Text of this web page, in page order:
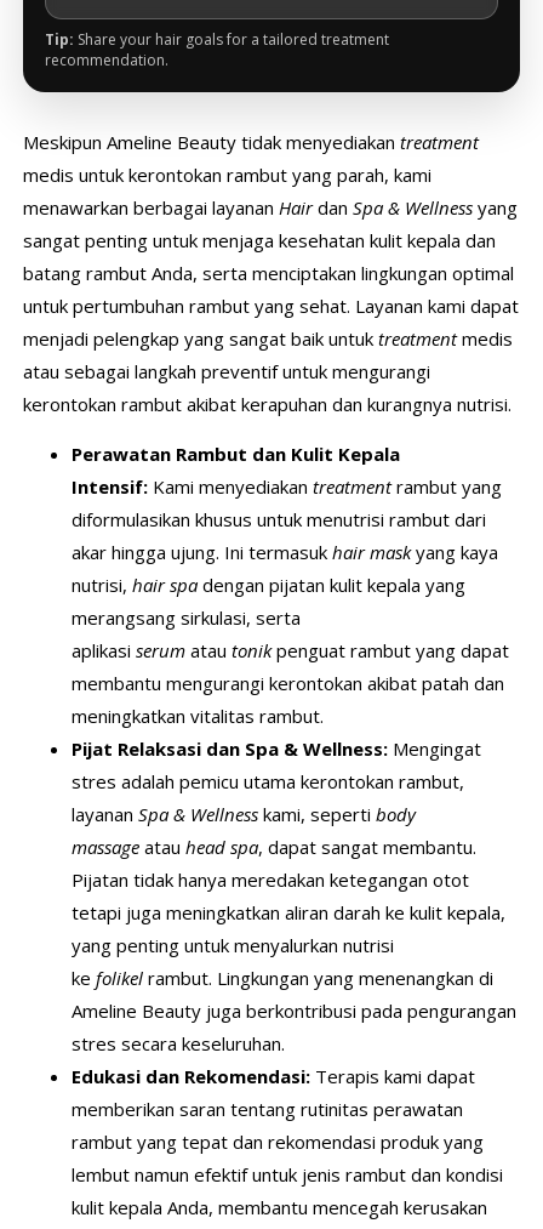
Tip: Share your hair goals for a tailored treatment
recommendation.
Meskipun Ameline Beauty tidak menyediakan treatment
medis untuk kerontokan rambut yang parah, kami
menawarkan berbagai layanan Hairdan Spa & Wellnessyang
sangat penting untuk menjaga kesehatan kulit kepala dan
batang rambut Anda, serta menciptakan lingkungan optimal
untuk pertumbuhan rambut yang sehat. Layanan kami dapat
menjadi pelengkap yang sangat baik untuk treatmentmedis
atau sebagai langkah preventif untuk mengurangi
kerontokan rambut akibat kerapuhan dan kurangnya nutrisi.
Perawatan Rambut dan Kulit Kepala
Intensif:Kami menyediakan treatmentrambut yang
diformulasikan khusus untuk menutrisi rambut dari
akar hingga ujung. Ini termasuk hair maskyang kaya
nutrisi, hair spadengan pijatan kulit kepala yang
merangsang sirkulasi, serta
aplikasi serumatau tonikpenguat rambut yang dapat
membantu mengurangi kerontokan akibat patah dan
meningkatkan vitalitas rambut.
Pijat Relaksasi dan Spa & Wellness:Mengingat
stres adalah pemicu utama kerontokan rambut,
layanan Spa & Wellnesskami, seperti body
massageatau head spa, dapat sangat membantu.
Pijatan tidak hanya meredakan ketegangan otot
tetapi juga meningkatkan aliran darah ke kulit kepala,
yang penting untuk menyalurkan nutrisi
ke folikelrambut. Lingkungan yang menenangkan di
Ameline Beauty juga berkontribusi pada pengurangan
stres secara keseluruhan.
Edukasi dan Rekomendasi:Terapis kami dapat
memberikan saran tentang rutinitas perawatan
rambut yang tepat dan rekomendasi produk yang
lembut namun efektif untuk jenis rambut dan kondisi
kulit kepala Anda, membantu mencegah kerusakan